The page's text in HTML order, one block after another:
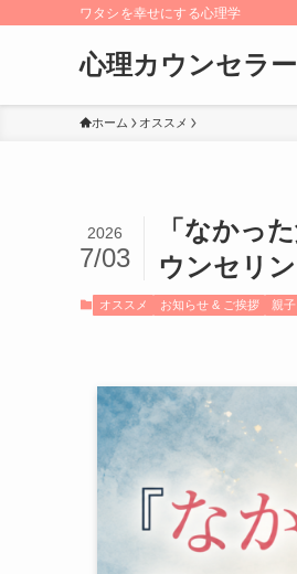
ワタシを幸せにする心理学
心理カウンセラ
ホーム オススメ
「なかっ
ウンセリ
2026
7/03
オススメ お知らせ & ご挨拶 親